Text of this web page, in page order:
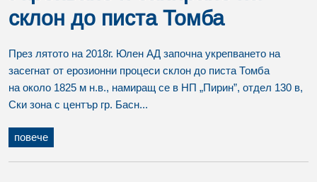
склон до писта Томба
През лятото на 2018г. Юлен АД започна укрепването на
засегнат от ерозионни процеси склон до писта Томба
на около 1825 м н.в., намиращ се в НП „Пирин”, отдел 130 в,
Ски зона с център гр. Басн...
повече